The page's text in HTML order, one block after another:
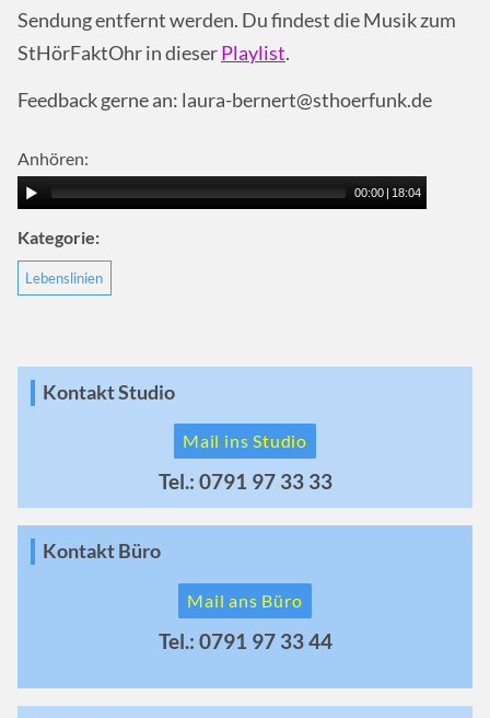
Sendung entfernt werden. Du findest die Musik zum
StHörFaktOhr in dieserPlaylist.
Feedback gerne an: laura-bernert@sthoerfunk.de
Anhören:
00:00 18:04
Kategorie:
Lebenslinien
Kontakt Studio
Mail ins Studio
Tel.: 0791 97 33 33
Kontakt Büro
Mail ans Büro
Tel.: 0791 97 33 44